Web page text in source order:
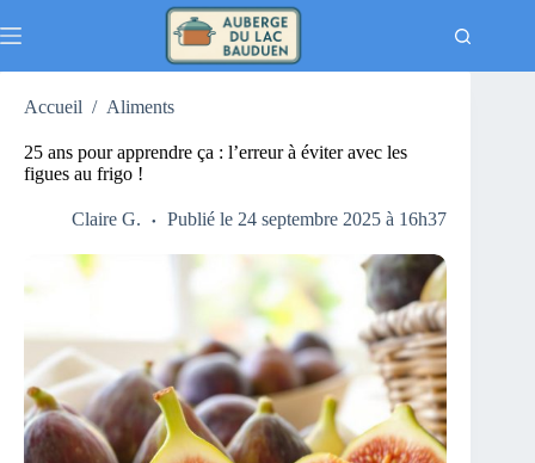
au
Accueil / Aliments
25 ans pour apprendre ça : l’erreur à éviter avec les
figues au frigo !
Claire G. Publié le 24 septembre 2025 à 16h37